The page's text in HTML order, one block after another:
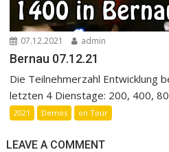
07.12.2021 admin
Bernau 07.12.21
Die Teilnehmerzahl Entwicklung
letzten 4 Dienstage: 200, 400,
2021 Demos on Tour
LEAVE A COMMENT